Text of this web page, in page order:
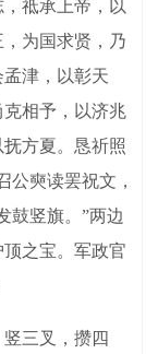
祗承上帝，以
为国求贤，乃
津，以彰天
相予，以济兆
方夏。恳祈照
公奭读罢祝文，
鼓竖旗。”两边
之宝。军政官
三叉，攒四